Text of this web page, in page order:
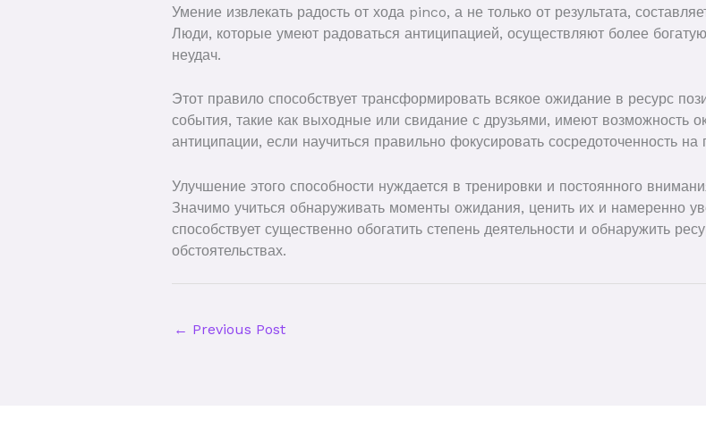
Умение извлекать радость от хода pinco, а не только от результата,
Люди, которые умеют радоваться антиципацией, осуществляют более
неудач.
Этот правило способствует трансформировать всякое ожидание в ресурс
события, такие как выходные или свидание с друзьями, имеют возможность
антиципации, если научиться правильно фокусировать сосредоточенность
Улучшение этого способности нуждается в тренировки и постоянного
Значимо учиться обнаруживать моменты ожидания, ценить их и намеренно
способствует существенно обогатить степень деятельности и обнаружить
обстоятельствах.
← Previous Post